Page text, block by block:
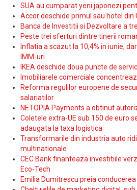
SUA au cumparat yeni japonezi
Accor deschide primul sau hotel din
Banca de Investitii si Dezvoltare a
Peste trei sferturi dintre tinerii
Inflatia a scazut la 10,4% in iunie,
IMM-uri
IKEA deschide doua puncte de
Imobiliarele comerciale
Reforma regulilor europene de
salariatilor
NETOPIA Payments a obtinut
Coletele extra-UE sub 150 de euro
adaugata la taxa logistica
Transformarile din industria auto
multinationale
CEC Bank finanteaza investitiile
Eco-Tech
Emilia Dumitrescu preia